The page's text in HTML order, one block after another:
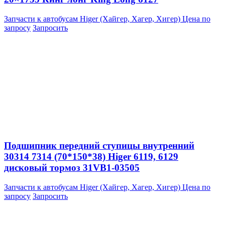
Запчасти к автобусам Higer (Хайгер, Хагер, Хигер) Цена по
запросу Запросить
Подшипник передний ступицы внутренний
30314 7314 (70*150*38) Higer 6119, 6129
дисковый тормоз 31VB1-03505
Запчасти к автобусам Higer (Хайгер, Хагер, Хигер) Цена по
запросу Запросить